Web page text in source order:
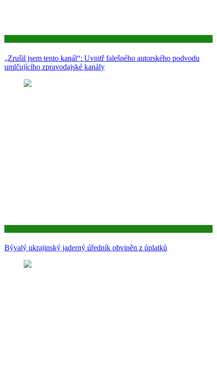
„Zrušil jsem tento kanál“: Uvnitř falešného autorského podvodu
umlčujícího zpravodajské kanály
Bývalý ukrajinský jaderný úředník obviněn z úplatků